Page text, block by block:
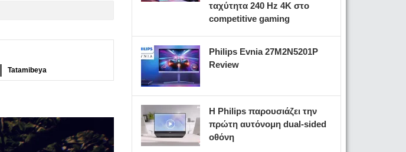
Tatamibeya
ταχύτητα 240 Hz 4K στο
competitive gaming
Philips Evnia 27M2N5201P
Review
Η Philips παρουσιάζει την
πρώτη αυτόνομη dual-sided
οθόνη